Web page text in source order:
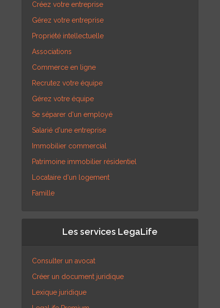
Créez votre entreprise
Gérez votre entreprise
Propriété intellectuelle
Associations
Commerce en ligne
Recrutez votre équipe
Gérez votre équipe
Se séparer d'un employé
Salarié d'une entreprise
Immobilier commercial
Patrimoine immobilier résidentiel
Locataire d'un logement
Famille
Les services LegaLife
Consulter un avocat
Créer un document juridique
Lexique juridique